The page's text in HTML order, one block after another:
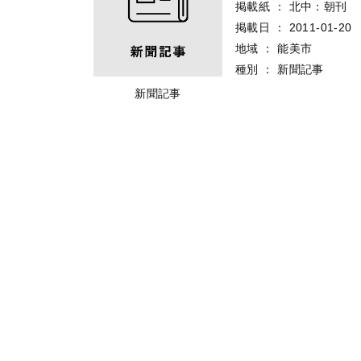
新聞記事
掲載紙 ：
北中：朝刊
掲載日
：
2011-01-20
地域
：
能美市
種別
： 新聞記事